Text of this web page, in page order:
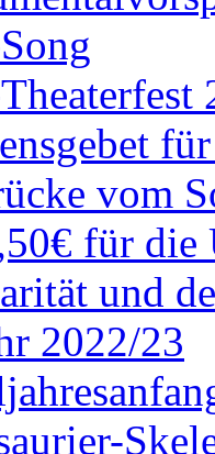
vom
für die
und
2022/23